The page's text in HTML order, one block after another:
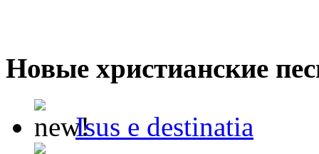
Новые христианские
Isus e destinatia